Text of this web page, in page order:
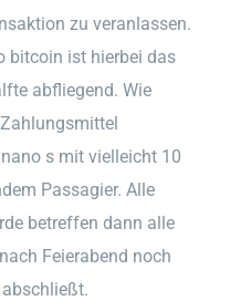
zu veranlassen.
bitcoin ist hierbei das
abfliegend. Wie
s mit vielleicht 10
Passagier. Alle
betreffen dann alle
Feierabend noch